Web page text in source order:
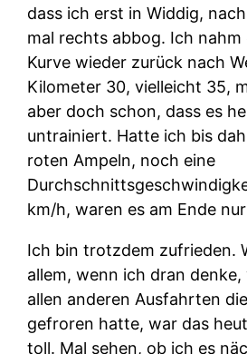
dass ich erst in Widdig,
mal rechts abbog. Ich
Kurve wieder zurück nach
Kilometer 30, vielleicht 35,
aber doch schon, dass es
untrainiert. Hatte ich bis
roten Ampeln, noch eine
km/h, waren es am Ende
Ich bin trotzdem zufrieden.
allem, wenn ich dran
allen anderen Ausfahrten
gefroren hatte, war das
toll. Mal sehen, ob ich es